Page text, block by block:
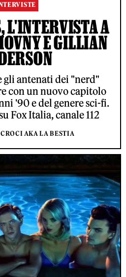
L'INTERVISTA A
E GILLIAN
gli antenati dei "nerd"
con un nuovo capitolo
'90 e del genere sci-fi.
Fox Italia, canale 112
AKA LA BESTIA